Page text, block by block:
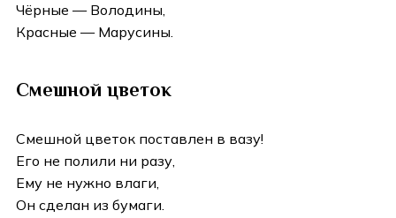
Чёрные — Володины,
Красные — Марусины.
Смешной цветок
Смешной цветок поставлен в вазу!
Его не полили ни разу,
Ему не нужно влаги,
Он сделан из бумаги.